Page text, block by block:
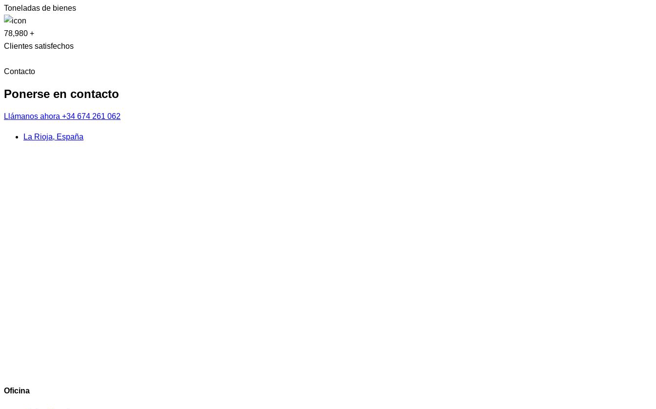
Toneladas de bienes
78,980 +
Clientes satisfechos
Contacto
Ponerse en contacto
Llámanos ahora +34 674 261 062
La Rioja, España
Oficina